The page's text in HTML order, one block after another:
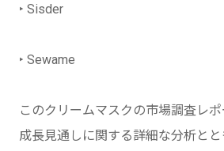
‣ Sisder
‣ Sewame
このクリームマスクの市場調査レ
成長見通しに関する詳細な分析と